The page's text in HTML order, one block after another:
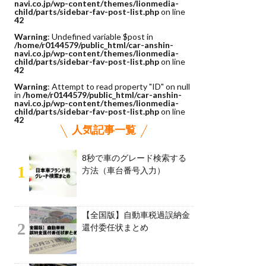
navi.co.jp/wp-content/themes/lionmedia-
child/parts/sidebar-fav-post-list.phpon line
42
Warning: Undefined variable $post in
/home/r0144579/public_html/car-anshin-
navi.co.jp/wp-content/themes/lionmedia-
child/parts/sidebar-fav-post-list.phpon line
42
Warning: Attempt to read property "ID" on null
in /home/r0144579/public_html/car-anshin-
navi.co.jp/wp-content/themes/lionmedia-
child/parts/sidebar-fav-post-list.phpon line
42
人気記事一覧
1
8秒で車のグレード検索する
方法（車台番号入力）
2
【全国版】自動車税過誤納金
還付委任状まとめ